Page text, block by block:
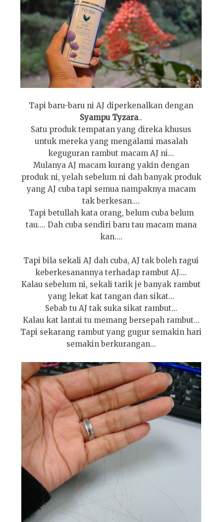
Tapi baru-baru ni AJ diperkenalkan dengan
Syampu Tyzara..
Satu produk tempatan yang direka khusus
untuk mereka yang mengalami masalah
keguguran rambut macam AJ ni...
Mulanya AJ macam kurang yakin dengan
produk ni, yelah sebelum ni dah banyak produk
yang AJ cuba tapi semua nampaknya macam
tak berkesan....
Tapi betullah kata orang, belum cuba belum
tau.... Dah cuba sendiri baru tau macam mana
kan....
Tapi bila sekali AJ dah cuba, AJ tak boleh ragui
keberkesanannya terhadap rambut AJ....
Kalau sebelum ni, sekali tarik je banyak rambut
yang lekat kat tangan dan sikat...
Sebab tu AJ tak suka sikat rambut...
Kalau kat lantai tu memang bersepah rambut...
Tapi sekarang rambut yang gugur semakin hari
semakin berkurangan...